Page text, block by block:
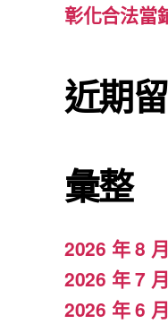
彰化合法當
近期
彙整
2026 年 8 月
2026 年 7 月
2026 年 6 月